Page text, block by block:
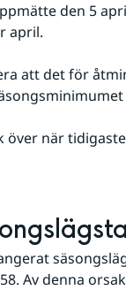
den 5
april.
att det för
över när
Av denna